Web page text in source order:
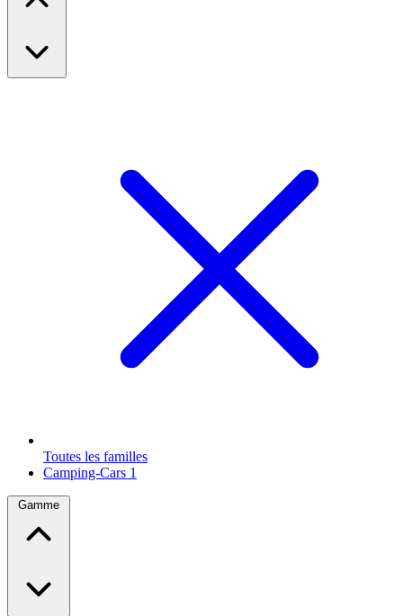
Toutes les familles
Camping-Cars 1
Gamme